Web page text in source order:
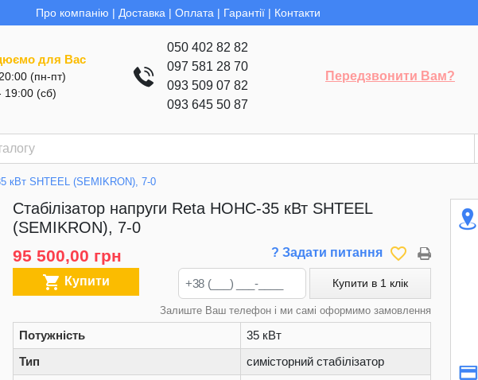
Про компанію | Доставка | Оплата | Гарантії | Контакти
для Вас
(пн-пт)
19:00 (сб)
050 402 82 82
097 581 28 70
093 509 07 82
093 645 50 87
Передзвонити Вам?
кВт SHTEEL (SEMIKRON), 7-0
Стабілізатор напруги Reta НОНС-35 кВт SHTEEL
(SEMIKRON), 7-0
95 500,00 грн ? Задати питання favorite_border
 Купити Купити в 1 клік
Залиште Ваш телефон і ми самі оформимо замовлення
Потужність
35 кВт
Тип
симісторний стабілізатор